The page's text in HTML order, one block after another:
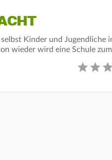
Kinder und Jugendliche
wieder wird eine Schule